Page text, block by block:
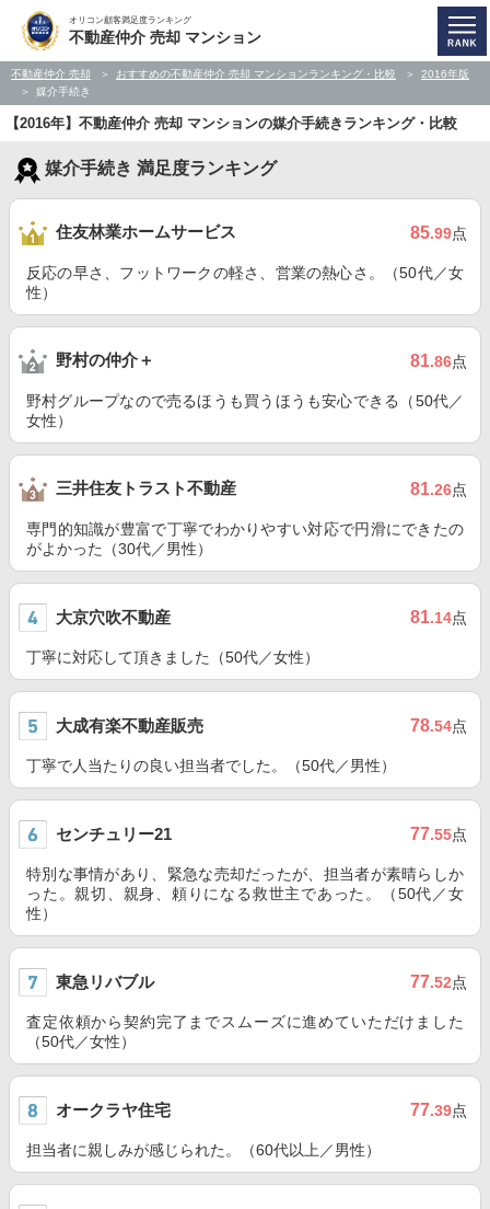
オリコン顧客満足度ランキング
不動産仲介 売却 マンション
不動産仲介 売却 おすすめの不動産仲介 売却 マンションランキング・比較
2016年版
媒介手続き
【2016年】不動産仲介 売却 マンションの媒介手続きランキング・比較
媒介手続き 満足度ランキング
住友林業ホームサービス 85.99点
反応の早さ、フットワークの軽さ、営業の熱心さ。（50代／女
性）
野村の仲介＋ 81.86点
野村グループなので売るほうも買うほうも安心できる（50代／
女性）
三井住友トラスト不動産 81.26点
専門的知識が豊富で丁寧でわかりやすい対応で円滑にできたの
がよかった（30代／男性）
大京穴吹不動産 81.14点
丁寧に対応して頂きました（50代／女性）
大成有楽不動産販売 78.54点
丁寧で人当たりの良い担当者でした。（50代／男性）
センチュリー21 77.55点
特別な事情があり、緊急な売却だったが、担当者が素晴らしか
った。親切、親身、頼りになる救世主であった。（50代／女
性）
東急リバブル 77.52点
査定依頼から契約完了までスムーズに進めていただけました
（50代／女性）
オークラヤ住宅 77.39点
担当者に親しみが感じられた。（60代以上／男性）